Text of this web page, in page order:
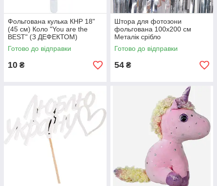
Фольгована кулька КНР 18"
(45 см) Коло "You are the
BEST" (З ДЕФЕКТОМ)
Готово до відправки
10 ₴
Штора для фотозони
фольгована 100х200 см
Металік срібло
Готово до відправки
54 ₴